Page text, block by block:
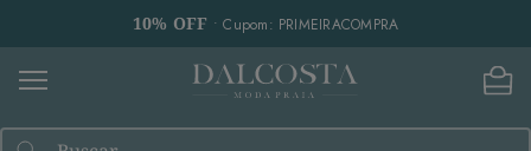
10% OFF • Cupom: PRIMEIRACOMPRA
Buscar